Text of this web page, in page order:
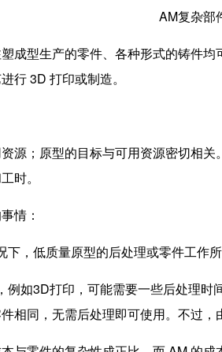
AM复杂部
成型生产的零件、各种形式的铸件
行 3D 打印或制造。
源；原型的目标与可用资源密切相
时。
情：
，低质量原型的后处理或零件工作
如3D打印，可能需要一些后处理时
相同，无需后处理即可使用。不过，